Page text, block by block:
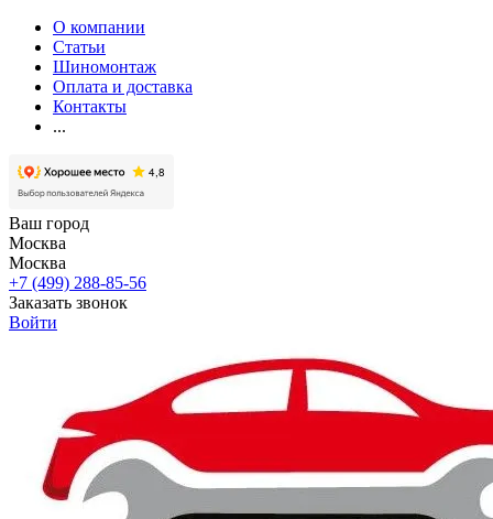
О компании
Статьи
Шиномонтаж
Оплата и доставка
Контакты
...
Ваш город
Москва
Москва
+7 (499) 288-85-56
Заказать звонок
Войти